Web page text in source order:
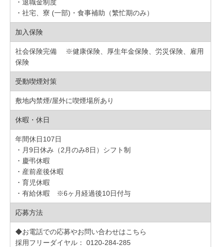
・退職金制度
・社宅、寮 (一部)・食事補助（繁忙期のみ）
加入保険
社会保険完備 ※健康保険、厚生年金保険、労災保険、雇用
保険
受動喫煙対策
敷地内禁煙/屋外に喫煙場所あり
休暇・休日
年間休日107日
・月9日休み（2月のみ8日）シフト制
・慶弔休暇
・産前産後休暇
・育児休暇
・有給休暇 ※6ヶ月経過後10日付与
応募方法
◆お電話での応募やお問い合わせはこちら
採用フリーダイヤル： 0120-284-285